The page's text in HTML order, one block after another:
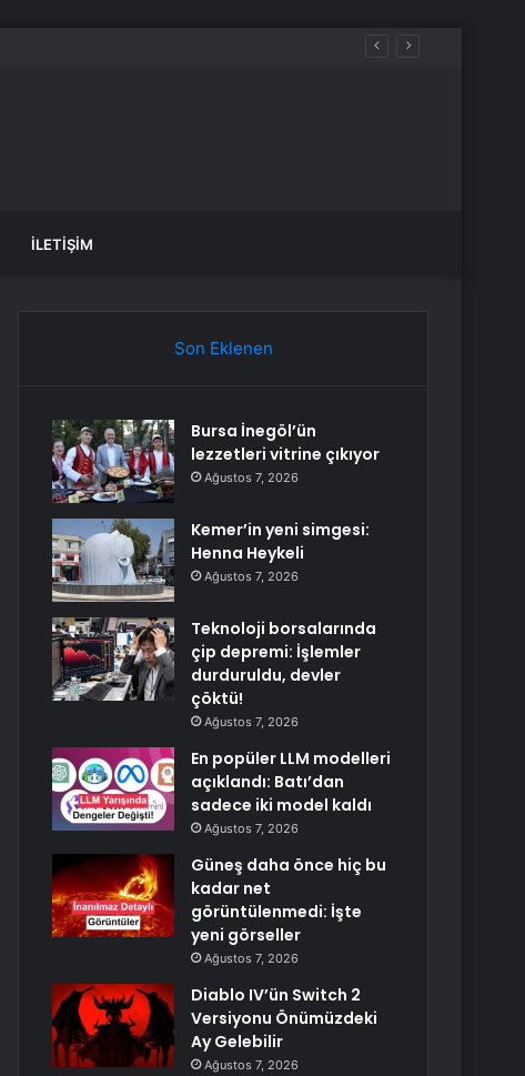
İLETIŞIM
Son Eklenen
Bursa İnegöl’ün
lezzetleri vitrine çıkıyor
Ağustos 7, 2026
Kemer’in yeni simgesi:
Henna Heykeli
Ağustos 7, 2026
Teknoloji borsalarında
çip depremi: İşlemler
durduruldu, devler
çöktü!
Ağustos 7, 2026
En popüler LLM modelleri
açıklandı: Batı’dan
sadece iki model kaldı
Ağustos 7, 2026
Güneş daha önce hiç bu
kadar net
görüntülenmedi: İşte
yeni görseller
Ağustos 7, 2026
Diablo IV’ün Switch 2
Versiyonu Önümüzdeki
Ay Gelebilir
Ağustos 7, 2026